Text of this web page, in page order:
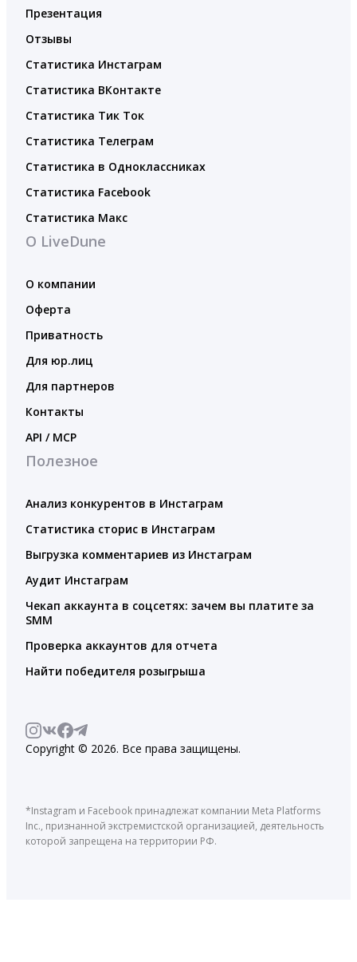
Презентация
Отзывы
Статистика Инстаграм
Статистика ВКонтакте
Статистика Тик Ток
Статистика Телеграм
Статистика в Одноклассниках
Статистика Facebook
Статистика Макс
О LiveDune
О компании
Оферта
Приватность
Для юр.лиц
Для партнеров
Контакты
API / MCP
Полезное
Анализ конкурентов в Инстаграм
Статистика сторис в Инстаграм
Выгрузка комментариев из Инстаграм
Аудит Инстаграм
Чекап аккаунта в соцсетях: зачем вы платите за
SMM
Проверка аккаунтов для отчета
Найти победителя розыгрыша
Copyright © 2026. Все права защищены.
*Instagram и Facebook принадлежат компании Meta Platforms
Inc., признанной экстремистской организацией, деятельность
которой запрещена на территории РФ.